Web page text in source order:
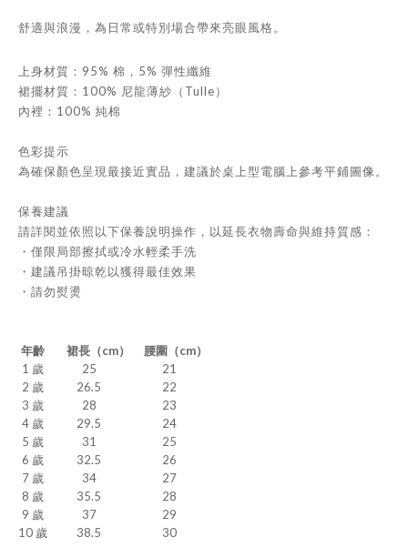
舒適與浪漫，為日常或特別場合帶來亮眼風格。
上身材質：95% 棉，5% 彈性纖維
裙擺材質：100% 尼龍薄紗（Tulle）
內裡：100% 純棉
色彩提示
為確保顏色呈現最接近實品，建議於桌上型電腦上參考平鋪圖像。
保養建議
請詳閱並依照以下保養說明操作，以延長衣物壽命與維持質感：
・僅限局部擦拭或冷水輕柔手洗
・建議吊掛晾乾以獲得最佳效果
・請勿熨燙
年齡 裙長（cm）
腰圍（cm）
1 歲
25
21
2 歲
26.5
22
3 歲
28
23
4 歲
29.5
24
5 歲
31
25
6 歲
32.5
26
7 歲
34
27
8 歲
35.5
28
9 歲
37
29
10 歲
38.5 30